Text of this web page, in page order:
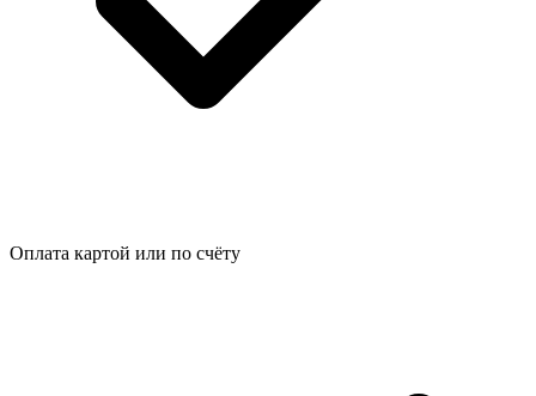
Оплата картой или по счёту